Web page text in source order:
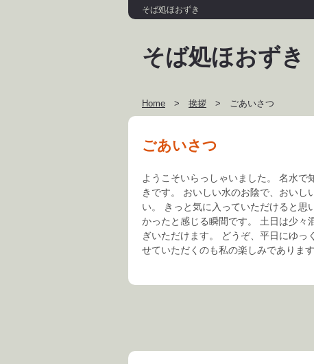
そば処ほおずき
そば処ほおずき
Home > 挨拶 > ごあいさつ
ごあいさつ
ようこそいらっしゃいました。 名水
きです。 おいしい水のお陰で、おいし
い。 きっと気に入っていただけると思
かったと感じる瞬間です。 土日は少々
ぎいただけます。 どうぞ、平日にゆっ
せていただくのも私の楽しみであります